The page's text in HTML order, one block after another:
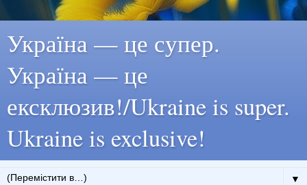
Україна — це супер.
Україна — це
ексклюзив!/Ukraine is super.
Ukraine is exclusive!
▼